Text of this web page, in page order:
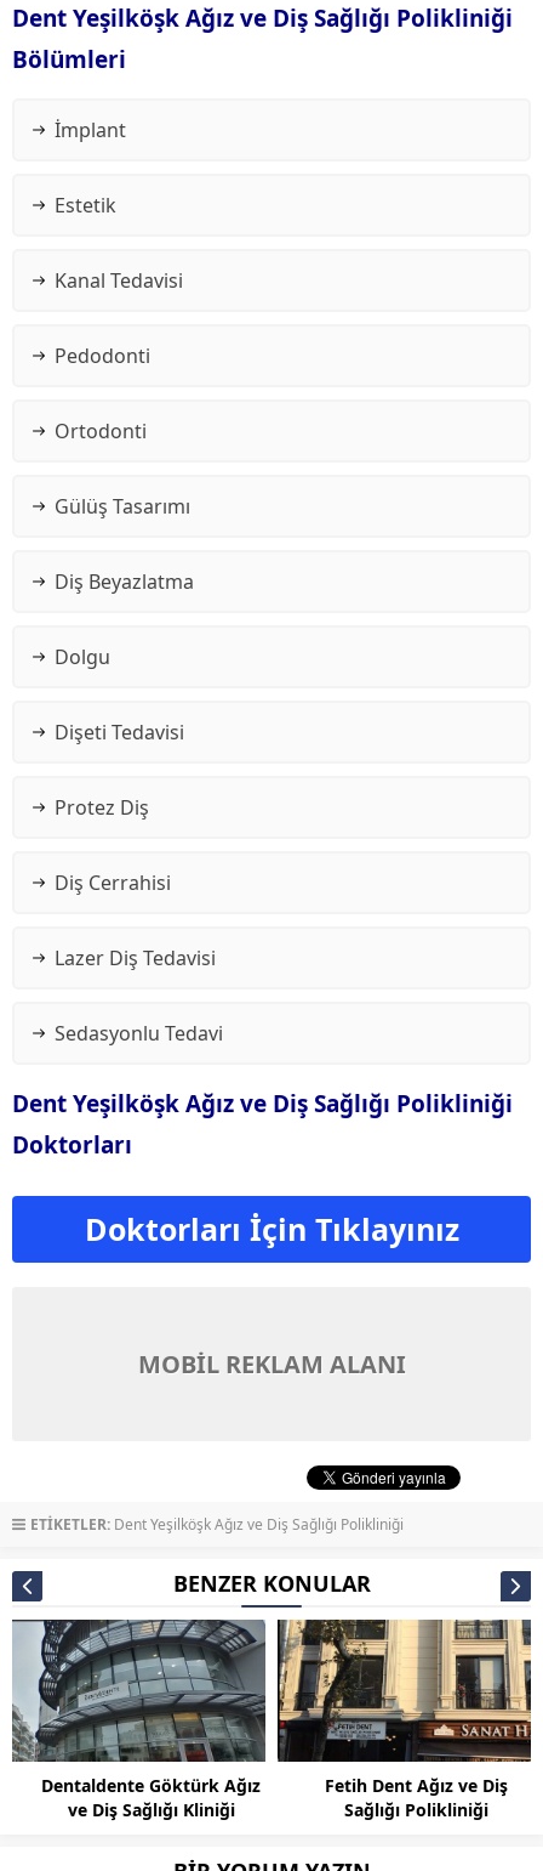
Dent Yeşilköşk Ağız ve Diş Sağlığı Polikliniği
Bölümleri
İmplant
Estetik
Kanal Tedavisi
Pedodonti
Ortodonti
Gülüş Tasarımı
Diş Beyazlatma
Dolgu
Dişeti Tedavisi
Protez Diş
Diş Cerrahisi
Lazer Diş Tedavisi
Sedasyonlu Tedavi
Dent Yeşilköşk Ağız ve Diş Sağlığı Polikliniği
Doktorları
Doktorları İçin Tıklayınız
MOBİL REKLAM ALANI
ETİKETLER: Dent Yeşilköşk Ağız ve Diş Sağlığı Polikliniği
BENZER KONULAR
Dentaldente Göktürk Ağız
ve Diş Sağlığı Kliniği
Fetih Dent Ağız ve Diş
Sağlığı Polikliniği